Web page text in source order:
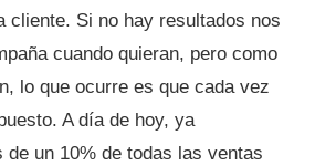
cliente. Si no hay resultados nos
cuando quieran, pero como
lo que ocurre es que cada vez
A día de hoy, ya
de un 10% de todas las ventas